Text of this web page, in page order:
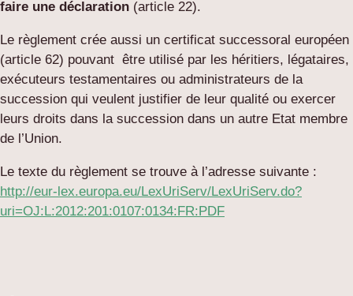
faire une déclaration (article 22).
Le règlement crée aussi un certificat successoral européen
(article 62) pouvant être utilisé par les héritiers, légataires,
exécuteurs testamentaires ou administrateurs de la
succession qui veulent justifier de leur qualité ou exercer
leurs droits dans la succession dans un autre Etat membre
de l’Union.
Le texte du règlement se trouve à l’adresse suivante :
http://eur-lex.europa.eu/LexUriServ/LexUriServ.do?
uri=OJ:L:2012:201:0107:0134:FR:PDF